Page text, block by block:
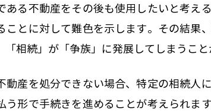
ある不動産をその後も使用したいと考え
ことに対して難色を示します。その結果
相続」が「争族」に発展してしまうこと
動産を処分できない場合、特定の相続人
形で手続きを進めることが考えられま